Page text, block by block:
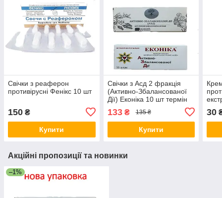
Свічки з реаферон
противірусні Фенікс 10 шт
150 ₴
Купити
Свічки з Асд 2 фракція
(Активно-Збалансованої
Дії) Еконіка 10 шт термін
133₴ 135 ₴
Купити
30
Акційні пропозиції та новинки
–1%